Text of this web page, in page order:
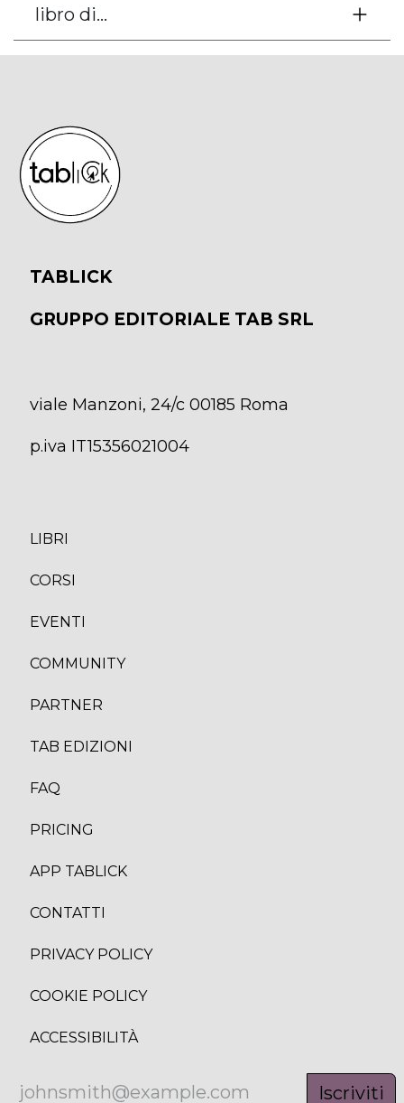
libro di...
TABLICK
GRUPPO EDITORIALE TAB SRL
viale Manzoni, 24/c 00185 Roma
p.iva IT15356021004
LIBRI
CORSI
EVENTI
COMMUNITY
PARTNER
TAB EDIZIONI
FAQ
PRICING
APP TABLICK
CONTATTI
PRIVACY POLICY
COOKIE POLICY
ACCESSIBILITÀ
Iscriviti